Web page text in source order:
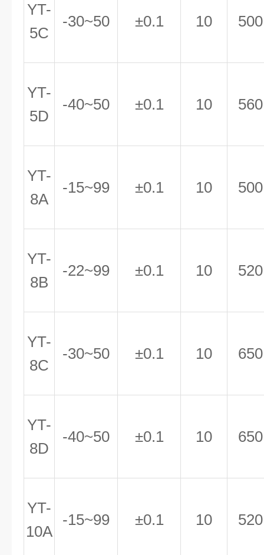
YT-
5C
-30~50 ±0.1 10 500
YT-
5D
-40~50 ±0.1 10 560
YT-
8A
-15~99 ±0.1 10 500
YT-
8B
-22~99 ±0.1 10 520
YT-
8C
-30~50 ±0.1 10 650
YT-
8D
-40~50 ±0.1 10 650
YT-
10A
-15~99 ±0.1 10 520